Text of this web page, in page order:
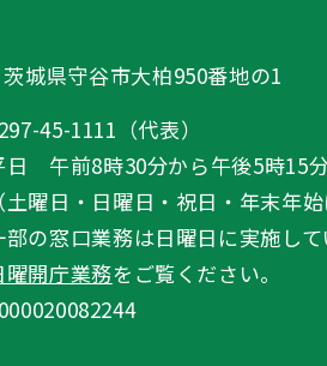
城県守谷市大柏950番地の1
45-1111（代表）
日 午前8時30分から午後5時15
（土曜日・日曜日・祝日・年末年始
部の窓口業務は日曜日に実施して
曜開庁業務をご覧ください。